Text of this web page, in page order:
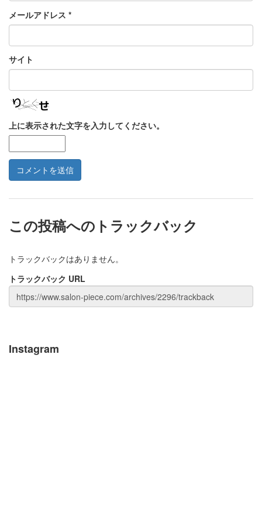
メールアドレス *
サイト
上に表示された文字を入力してください。
この投稿へのトラックバック
トラックバックはありません。
トラックバック URL
Instagram